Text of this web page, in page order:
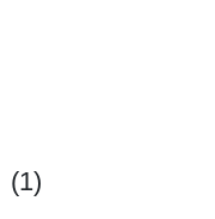
(1)